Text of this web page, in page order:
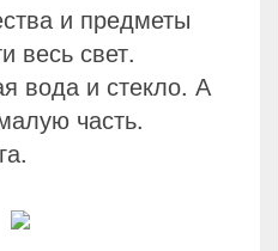
и предметы
весь свет.
вода и стекло. А
часть.